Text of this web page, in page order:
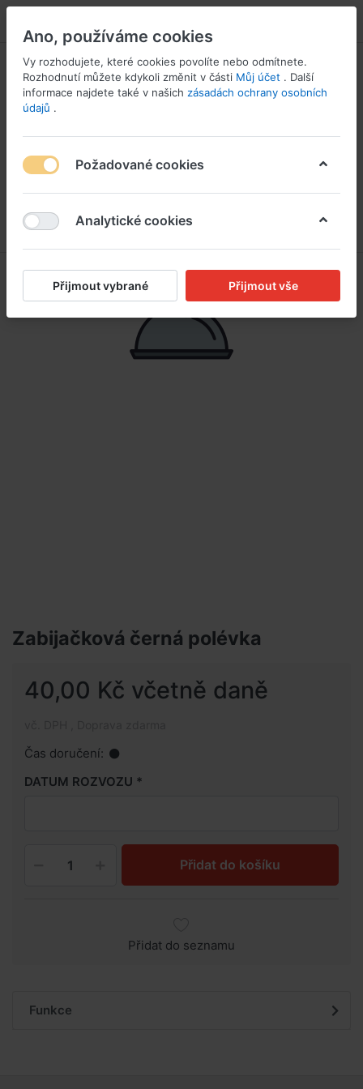
Zabijačková černá polévka
40,00 Kč včetně daně
Čas doručení:
DATUM ROZVOZU
Přidat do košíku
Přidat do seznamu
Funkce
Ano, používáme cookies
Vy rozhodujete, které cookies povolíte nebo odmítnete.
Rozhodnutí můžete kdykoli změnit v části Můj účet . Další
informace najdete také v našich zásadách ochrany osobních
údajů .
Požadované cookies
Analytické cookies
Přijmout vybrané Přijmout vše